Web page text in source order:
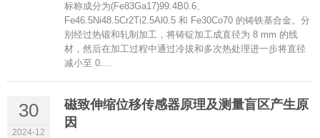
标称成分为(Fe83Ga17)99.4B0.6、
Fe46.5Ni48.5Cr2Ti2.5Al0.5 和 Fe30Co70 的铸铁基合金。分
别经过热锻和轧制加工，将铸锭加工成直径为 8 mm 的线
材，然后在加工过程中通过冷拔和多次热处理进一步将直径
减小至 0....
30
2024-12
磁致伸缩位移传感器原理及测量盲区产生原
因